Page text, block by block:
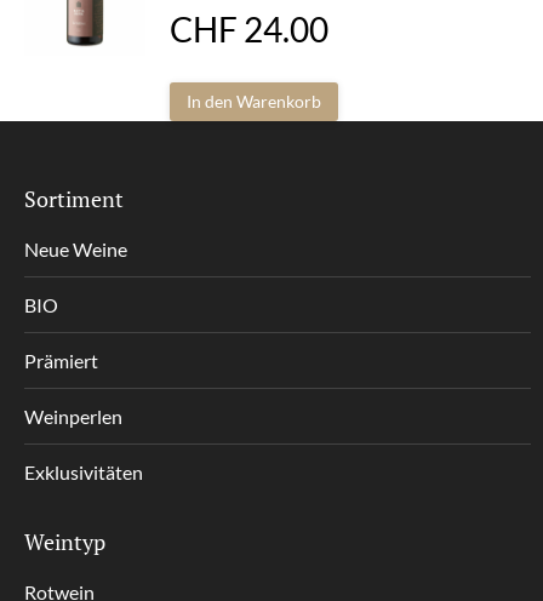
CHF 24.00
In den Warenkorb
Sortiment
Neue Weine
BIO
Prämiert
Weinperlen
Exklusivitäten
Weintyp
Rotwein